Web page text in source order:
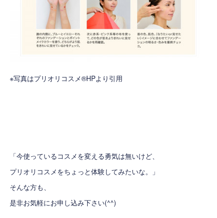
※写真はプリオリコスメ®HPより引用
「今使っているコスメを変える勇気は無いけど、
プリオリコスメをちょっと体験してみたいな。」
そんな方も、
是非お気軽にお申し込み下さい(^^)